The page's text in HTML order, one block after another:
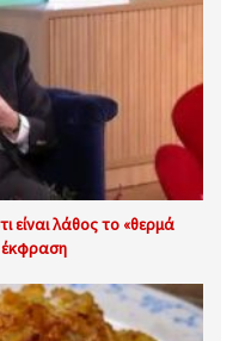
είναι λάθος το «θερμά
έκφραση